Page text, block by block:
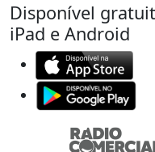
Disponível
iPad e Android